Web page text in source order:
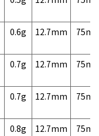
0.6g 12.7mm
0.7g 12.7mm
0.7g 12.7mm
0.8g 12.7mm